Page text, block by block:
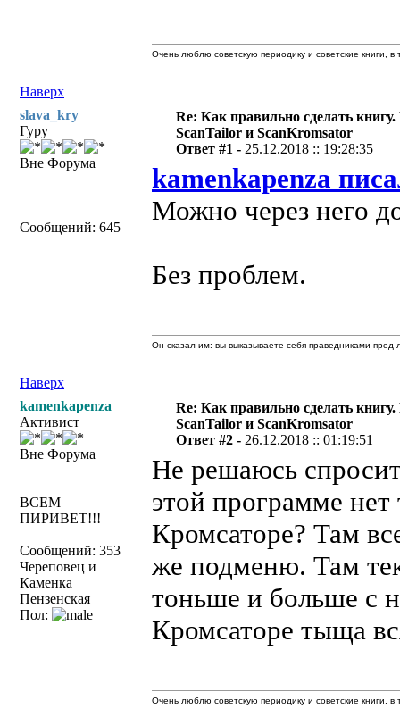
Наверх
Очень люблю советскую периодику и советские книги,
slava_kry
Гуру
Вне Форума
Сообщений: 645
Re: Как правильно сделать
ScanTailor и ScanKromsator
Ответ #1 - 25.12.2018 :: 19:28:35
kamenkapenza
Можно через него
Без проблем.
Наверх
Он сказал им: вы выказываете себя праведниками
kamenkapenza
Активист
Вне Форума
ВСЕМ
ПИРИВЕТ!!!
Сообщений: 353
Череповец и
Каменка
Пензенская
Пол:
Re: Как правильно сделать
ScanTailor и ScanKromsator
Ответ #2 - 26.12.2018 :: 01:19:51
Не решаюсь
этой программе
Кромсаторе? Там
же подменю. Там
тоньше и больше с
Кромсаторе тыща
Очень люблю советскую периодику и советские книги,